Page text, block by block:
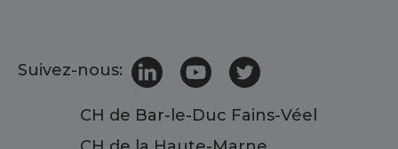
Suivez-nous:
CH de Bar-le-Duc Fains-Véel